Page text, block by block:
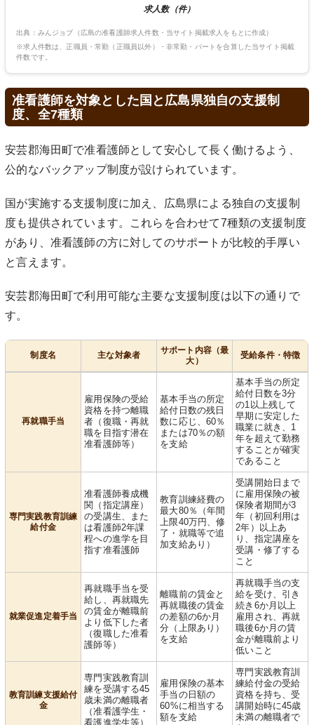
求人数（件）
出典：みんジョブ（広島の准看護師求人件数・当サイト掲載求人をもとに作成）
※求人件数は、正職員・常勤（正職員以外）・非常勤・パートを合算した当サイト掲載
件数です。
准看護師を対象とした国と広島県独自の支援制
度、全7種類
安芸郡海田町で准看護師として安心して長く働けるよう、
公的なバックアップ制度が設けられています。
国が実施する支援制度に加え、広島県による独自の支援制
度も提供されています。これらを合わせて7種類の支援制度
があり、准看護師の方に対してのサポートが比較的手厚い
と言えます。
安芸郡海田町で利用可能な主要な支援制度は以下の通りで
す。
制度名 主な対象者
サポート内容（最
大）
受給条件・特徴
再就職手当
雇用保険の受給
資格を持つ離職
者（復職・再就
職を目指す潜在
准看護師等）
基本手当の所定
給付日数の残日
数に応じ、60％
または70％の額
を支給
基本手当の所定
給付日数を3分
の1以上残して
早期に安定した
職業に就き、1
年を超えて勤務
することが確実
であること
専門実践教育訓練
給付金
准看護師養成機
関（指定講座）
の受講生、また
は看護師2年課
程への進学を目
指す准看護師
教育訓練経費の
最大80％（年間
上限40万円、修
了・就職等で追
加支給あり）
受講開始日まで
に雇用保険の被
保険者期間が3
年（初回利用は
2年）以上あ
り、指定講座を
受講・修了する
こと
就業促進定着手当
再就職手当を受
給し、再就職先
の賃金が離職前
より低下した者
（復職した准看
護師等）
離職前の賃金と
再就職後の賃金
の差額の6か月
分（上限あり）
を支給
再就職手当の支
給を受け、引き
続き6か月以上
雇用され、再就
職後6か月の賃
金が離職前より
低いこと
教育訓練支援給付
金
専門実践教育訓
練を受講する45
歳未満の離職者
（准看護学生・
看護進学生等）
雇用保険の基本
手当の日額の
60%に相当する
額を支給
専門実践教育訓
練給付金の受給
資格を持ち、受
講開始時に45歳
未満の離職者で